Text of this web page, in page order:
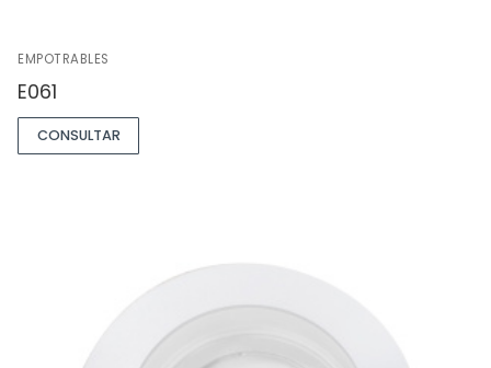
EMPOTRABLES
E061
CONSULTAR